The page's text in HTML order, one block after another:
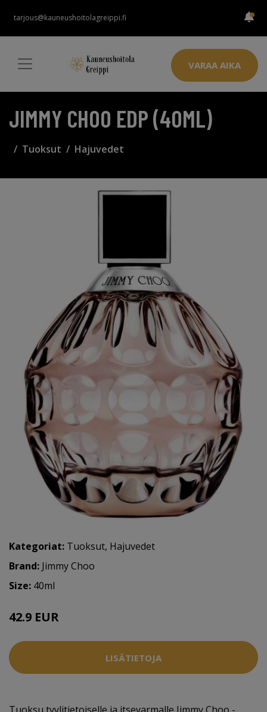
tarjous@kauneushoitolagreippi.fi
VARAA AIKA
JIMMY CHOO EDP (40ML)
Tuoksut Hajuvedet
Kategoriat: Tuoksut, Hajuvedet
Brand: Jimmy Choo
Size: 40ml
42.9 EUR
LISÄTIETOJA